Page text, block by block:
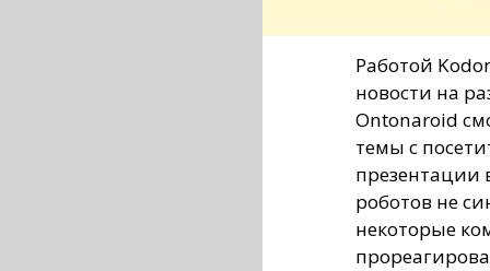
Работой
новости на
Ontonaroid
темы с
презентации
роботов не
некоторые